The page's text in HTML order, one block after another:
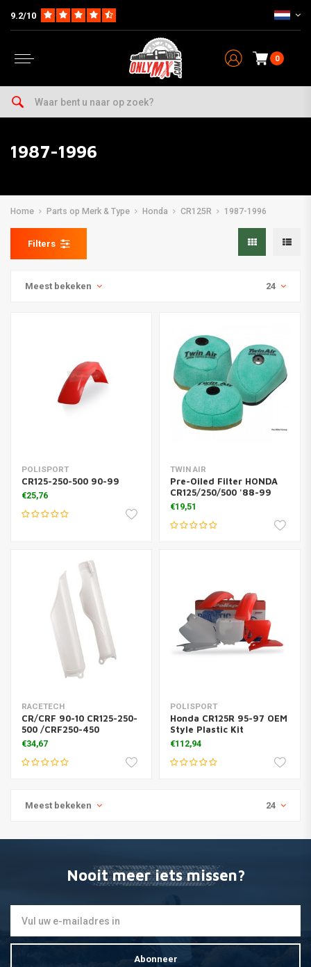
9.2/10
0
1987-1996
Home Parts op Merk & Type Honda CR125R 1987-1996
Filters
Meest bekeken 24
POLISPORT
CR125-250-500 90-99
€25,76
TWIN AIR
Pre-Oiled Filter HONDA
CR125/250/500 '88-99
€19,51
RACETECH
CR/CRF 90-10 CR125-250-
500 /CRF250-450
€34,67
POLISPORT
Honda CR125R 95-97 OEM
Style Plastic Kit
€112,94
Meest bekeken 24
Nooit meer iets missen?
Abonneer